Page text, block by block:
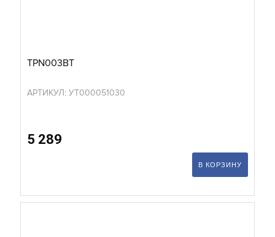
TPN003BT
АРТИКУЛ: УТ000051030
5 289
В КОРЗИНУ